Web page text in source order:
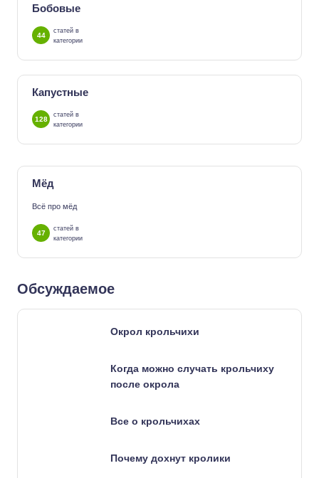
Бобовые
44
статей в
категории
Капустные
128
статей в
категории
Мёд
Всё про мёд
47
статей в
категории
Обсуждаемое
Окрол крольчихи
Когда можно случать крольчиху
после окрола
Все о крольчихах
Почему дохнут кролики